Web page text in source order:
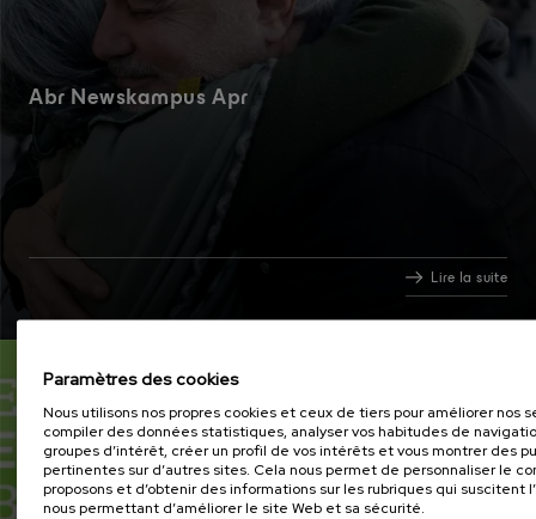
Abr Newskampus Apr
Lire la suite
31 MAR 2026
Paramètres des cookies
Nous utilisons nos propres cookies et ceux de tiers pour améliorer nos
compiler des données statistiques, analyser vos habitudes de
groupes d’intérêt, créer un profil de vos intérêts et vous montrer des
pertinentes sur d’autres sites. Cela nous permet de personnaliser le
proposons et d’obtenir des informations sur les rubriques qui suscitent
nous permettant d’améliorer le site Web et sa sécurité.